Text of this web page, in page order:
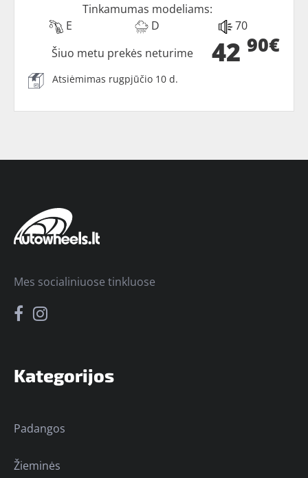
Tinkamumas modeliams:
E
D 70
42 90€
Šiuo metu prekės neturime
Atsiėmimas rugpjūčio 10 d.
Kategorijos
Padangos
Žieminės
Mes socialiniuose tinkluose